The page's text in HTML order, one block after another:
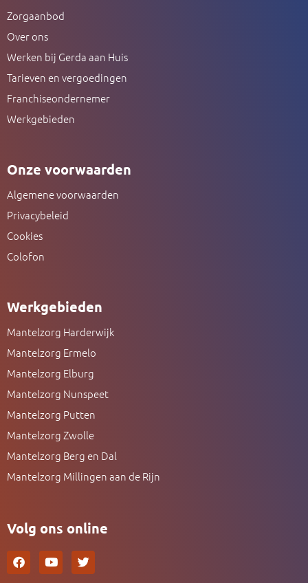
Zorgaanbod
Over ons
Werken bij Gerda aan Huis
Tarieven en vergoedingen
Franchiseondernemer
Werkgebieden
Onze voorwaarden
Algemene voorwaarden
Privacybeleid
Cookies
Colofon
Werkgebieden
Mantelzorg Harderwijk
Mantelzorg Ermelo
Mantelzorg Elburg
Mantelzorg Nunspeet
Mantelzorg Putten
Mantelzorg Zwolle
Mantelzorg Berg en Dal
Mantelzorg Millingen aan de Rijn
Volg ons online
F
a
c
Y
o
u
T
w
i